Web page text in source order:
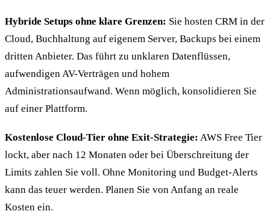
Hybride Setups ohne klare Grenzen: Sie hosten CRM in der
Cloud, Buchhaltung auf eigenem Server, Backups bei einem
dritten Anbieter. Das führt zu unklaren Datenflüssen,
aufwendigen AV-Verträgen und hohem
Administrationsaufwand. Wenn möglich, konsolidieren Sie
auf einer Plattform.
Kostenlose Cloud-Tier ohne Exit-Strategie: AWS Free Tier
lockt, aber nach 12 Monaten oder bei Überschreitung der
Limits zahlen Sie voll. Ohne Monitoring und Budget-Alerts
kann das teuer werden. Planen Sie von Anfang an reale
Kosten ein.